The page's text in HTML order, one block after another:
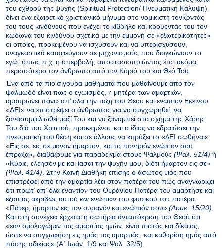
του εχθρού της ψυχής (Spiritual Protection/ Πνευματική Κάλυψη)
δίνει ένα εξαιρετικό χριστιανικό μήνυμα στο νομικιστή τονίζοντάς
του τους κινδύνους που ενέχει το κίβδηλο και κρούοντάς του τον
κώδωνα του κινδύνου σχετικά με την εμμονή σε «εξωτερικότητες»
οι οποίες, προκειμένου να ισχύσουν και να υπερισχύσουν,
αναγκαστικά καταφεύγουν σε μηχανισμούς που διογκώνουν το
εγώ, όπως π.χ. η υπερβολή, αποστασιοποιώντας έτσι ακόμα
περισσότερο τον άνθρωπο από τον Κύριό του και Θεό Του.
Ένα από τα πιο σίγουρα μαθήματα που μαθαίνουμε από τον
ψαλμωδό είναι πως ο εγωισμός, η μητέρα των αμαρτιών,
αμαυρώνει πάνω απ’ όλα την τάξη του Θεού και ενώπιον Εκείνου
«ΔΕΙ» να επιστρέψει ο άνθρωπος για να συγχωρηθεί, να
ξανασυμφιλιωθεί μαζί Του και να ξαναμπεί στο σχήμα της Χάρης
Του διά του Χριστού, προκειμένου και ο ίδιος να εδραιώσει την
πνευματική του θέση και σε άλλους να κηρύξει το «ΔΕΙ σωθήναι».
«Εις σε, εις σε μόνον ήμαρτον, και το πονηρόν ενώπιόν σου
έπραξα», διαβάζουμε για παράδειγμα στους Ψαλμούς (Ψαλ. 51/4) ή
«Κύριε, ελέησόν με και ίασαι την ψυχήν μου, διότι ήμαρτον εις σε»
(Ψαλ. 41/4) . Στην Καινή Διαθήκη επίσης ο άσωτος υιός που
επιστρέφει από την αμαρτία λέει στον πατέρα του πως αναγνωρίζει
ότι πρώτ’ απ’ όλα εναντίον του Ουράνιου Πατέρα του αμάρτησε και
εξαιτίας ακριβώς αυτού και ενώπιον του φυσικού του πατέρα:
«Πάτερ, ήμαρτον εις τον ουρανόν και ενώπιόν σου» (Λουκ. 15/20)
Και στη συνέχεια έρχεται η σωτήρια ανταπόκριση του Θεού ότι
«εάν ομολογώμεν τας αμαρτίας ημών, είναι πιστός και δίκαιος,
ώστε να συγχωρήση εις ημάς τας αμαρτιάς, και καθαρίση ημάς από
πάσης αδικίας» (Αʹ Ιωάν. 1/9 και Ψαλ. 32/5).